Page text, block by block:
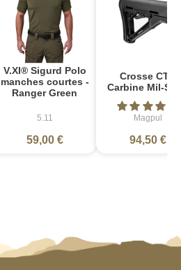
V.XI® Sigurd Polo
manches courtes -
Ranger Green
5.11
59,00 €
Crosse CTR
Carbine Mil-
Magpul
94,50 €